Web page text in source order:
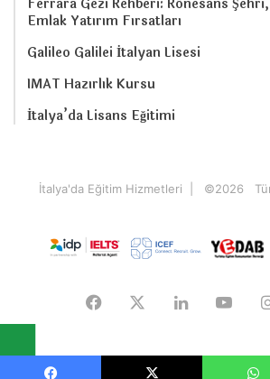
Ferrara Gezi Rehberi: Rönesans
Emlak Yatırım Fırsatları
Galileo Galilei İtalyan Lisesi
IMAT Hazırlık Kursu
İtalya’da Lisans Eğitimi
İtalya'da Eğitim Hizmetleri | ©2026
Facebook LinkedIn